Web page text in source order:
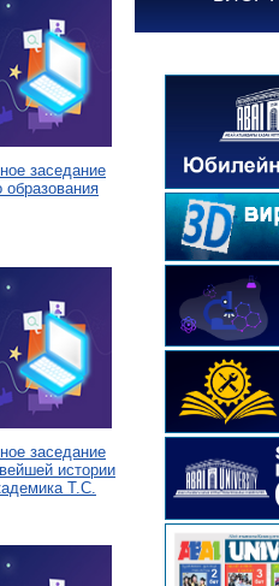
заседание
заседание
истории
Т.С.